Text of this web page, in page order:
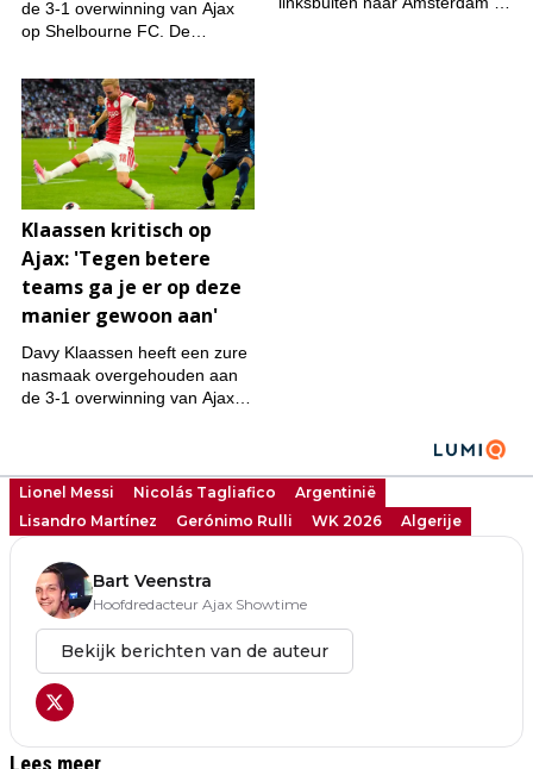
Lionel Messi Nicolás Tagliafico
Argentinië
Lisandro Martínez
Gerónimo Rulli WK 2026 Algerije
Bart Veenstra
Hoofdredacteur Ajax Showtime
Bekijk berichten van de auteur
Lees meer